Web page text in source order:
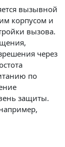
вызывной
корпусом и
вызова.
через
по
защиты.